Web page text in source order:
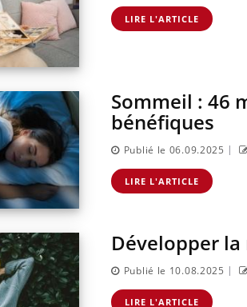
LIRE L'ARTICLE
Sommeil : 46
bénéfiques
Publié le 06.09.2025 |
LIRE L'ARTICLE
Développer
Publié le 10.08.2025 |
LIRE L'ARTICLE